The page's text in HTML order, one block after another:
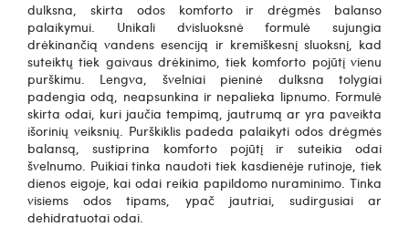
dulksna, skirta odos komforto ir drėgmės balanso
palaikymui. Unikali dvisluoksnė formulė sujungia
drėkinančią vandens esenciją ir kremiškesnį sluoksnį, kad
suteiktų tiek gaivaus drėkinimo, tiek komforto pojūtį vienu
purškimu. Lengva, švelniai pieninė dulksna tolygiai
padengia odą, neapsunkina ir nepalieka lipnumo. Formulė
skirta odai, kuri jaučia tempimą, jautrumą ar yra paveikta
išorinių veiksnių. Purškiklis padeda palaikyti odos drėgmės
balansą, sustiprina komforto pojūtį ir suteikia odai
švelnumo. Puikiai tinka naudoti tiek kasdienėje rutinoje, tiek
dienos eigoje, kai odai reikia papildomo nuraminimo. Tinka
visiems odos tipams, ypač jautriai, sudirgusiai ar
dehidratuotai odai.